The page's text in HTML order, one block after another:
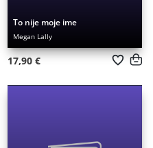
To nije moje ime
Megan Lally
17,90 €